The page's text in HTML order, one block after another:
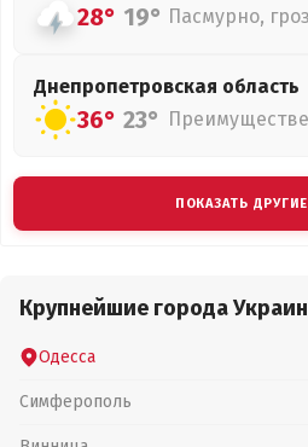
28° 19° Пасмурно,
Днепропетровская область
36° 23°
ПОКАЗАТЬ
Крупнейшие города
Одесса
Симферополь